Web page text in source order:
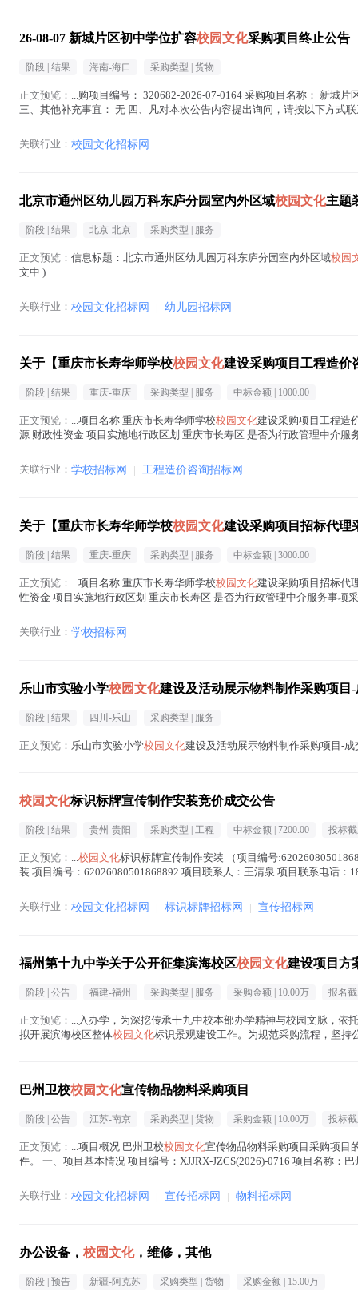
26-08-07 新城片区初中学位扩容校园文化采购项目终止公告
阶段 | 结果 海南-海口 采购类型 | 货物
正文预览： ...购项目编号： 320682-2026-07-0164 采购项目名称： 新城片
三、其他补充事宜： 无 四、凡对本次公告内容提出询问，请按以下方式
关联行业： 校园文化招标网
北京市通州区幼儿园万科东庐分园室内外区域校园文化主题
阶段 | 结果 北京-北京 采购类型 | 服务
正文预览： 信息标题：北京市通州区幼儿园万科东庐分园室内外区域校园
文中 )
关联行业： 校园文化招标网 | 幼儿园招标网
关于【重庆市长寿华师学校校园文化建设采购项目工程造价
阶段 | 结果 重庆-重庆 采购类型 | 服务 中标金额 | 1000.00
正文预览： ...项目名称 重庆市长寿华师学校校园文化建设采购项目工程造
源 财政性资金 项目实施地行政区划 重庆市长寿区 是否为行政管理中介
关联行业： 学校招标网 | 工程造价咨询招标网
关于【重庆市长寿华师学校校园文化建设采购项目招标代理
阶段 | 结果 重庆-重庆 采购类型 | 服务 中标金额 | 3000.00
正文预览： ...项目名称 重庆市长寿华师学校校园文化建设采购项目招标代
性资金 项目实施地行政区划 重庆市长寿区 是否为行政管理中介服务事项
关联行业： 学校招标网
乐山市实验小学校园文化建设及活动展示物料制作采购项目
阶段 | 结果 四川-乐山 采购类型 | 服务
正文预览： 乐山市实验小学校园文化建设及活动展示物料制作采购项目-
校园文化标识标牌宣传制作安装竞价成交公告
阶段 | 结果 贵州-贵阳 采购类型 | 工程 中标金额 | 7200.00 投标
正文预览： ...校园文化标识标牌宣传制作安装 （项目编号
装 项目编号：62026080501868892 项目联系人：王清泉 项目联系电话
关联行业： 校园文化招标网 | 标识标牌招标网 | 宣传招标网
福州第十九中学关于公开征集滨海校区校园文化建设项目方
阶段 | 公告 福建-福州 采购类型 | 服务 采购金额 | 10.00万 报名
正文预览： ...入办学，为深挖传承十九中校本部办学精神与校园文脉，依
拟开展滨海校区整体校园文化标识景观建设工作。为规范采购流程，坚
巴州卫校校园文化宣传物品物料采购项目
阶段 | 公告 江苏-南京 采购类型 | 货物 采购金额 | 10.00万 投标
正文预览： ...项目概况 巴州卫校校园文化宣传物品物料采购项目采购项目
件。 一、项目基本情况 项目编号：XJJRX-JZCS(2026)-0716 项目名称：巴
关联行业： 校园文化招标网 | 宣传招标网 | 物料招标网
办公设备， 校园文化，维修，其他
阶段 | 预告 新疆-阿克苏 采购类型 | 货物 采购金额 | 15.00万